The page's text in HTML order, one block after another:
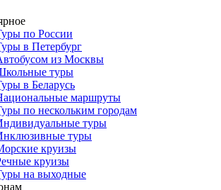
по России
в Петербург
из Москвы
туры
в Беларусь
маршруты
по нескольким городам
туры
туры
круизы
круизы
на выходные